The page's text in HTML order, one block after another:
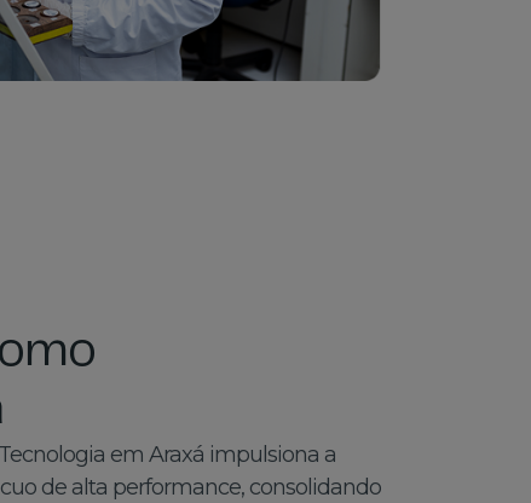
em Araxá impulsiona a
de alta performance, consolidando